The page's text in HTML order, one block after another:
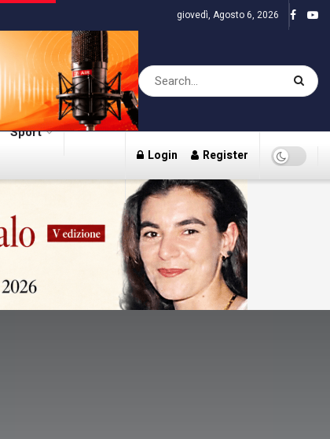
giovedì, Agosto 6, 2026
Sport
Login Register